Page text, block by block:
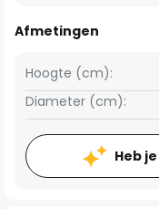
Afmetingen
Hoogte (cm):
Diameter (cm):
Heb